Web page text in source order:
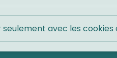
avec les cookies
légales|Cookies